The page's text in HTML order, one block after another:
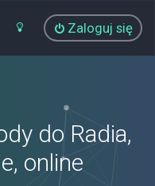
Zaloguj się
do Radia,
online